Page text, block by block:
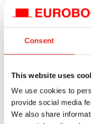
Consent
This website uses
We use cookies to
provide social media
We also share
Vergelijk dit product
Eigenschappen
Eigenschappen